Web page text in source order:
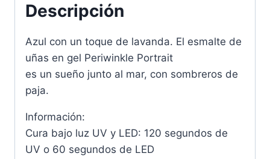
Descripción
Azul con un toque de lavanda. El esmalte de
uñas en gel Periwinkle Portrait
es un sueño junto al mar, con sombreros de
paja.
Información:
Cura bajo luz UV y LED: 120 segundos de
UV o 60 segundos de LED